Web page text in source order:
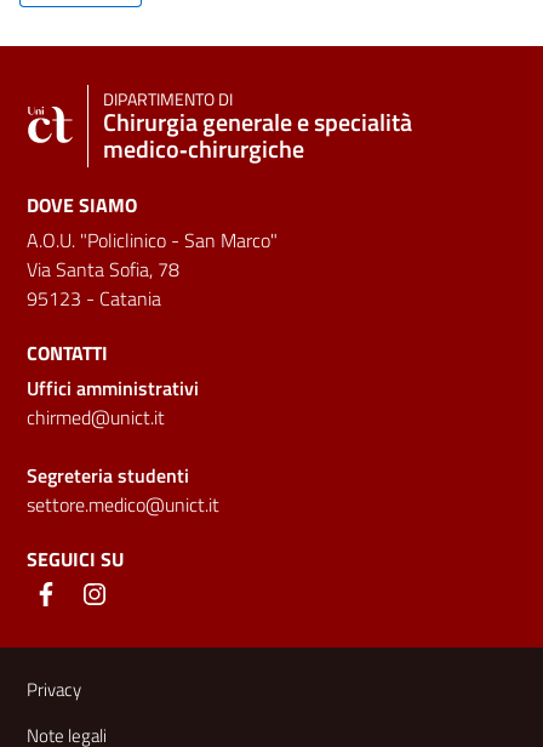
DIPARTIMENTO DI
Chirurgia generale e specialità
medico‑chirurgiche
DOVE SIAMO
A.O.U. "Policlinico - San Marco"
Via Santa Sofia, 78
95123 - Catania
CONTATTI
Uffici amministrativi
chirmed@unict.it
Segreteria studenti
settore.medico@unict.it
SEGUICI SU
Link e informazioni utili
Privacy
Note legali